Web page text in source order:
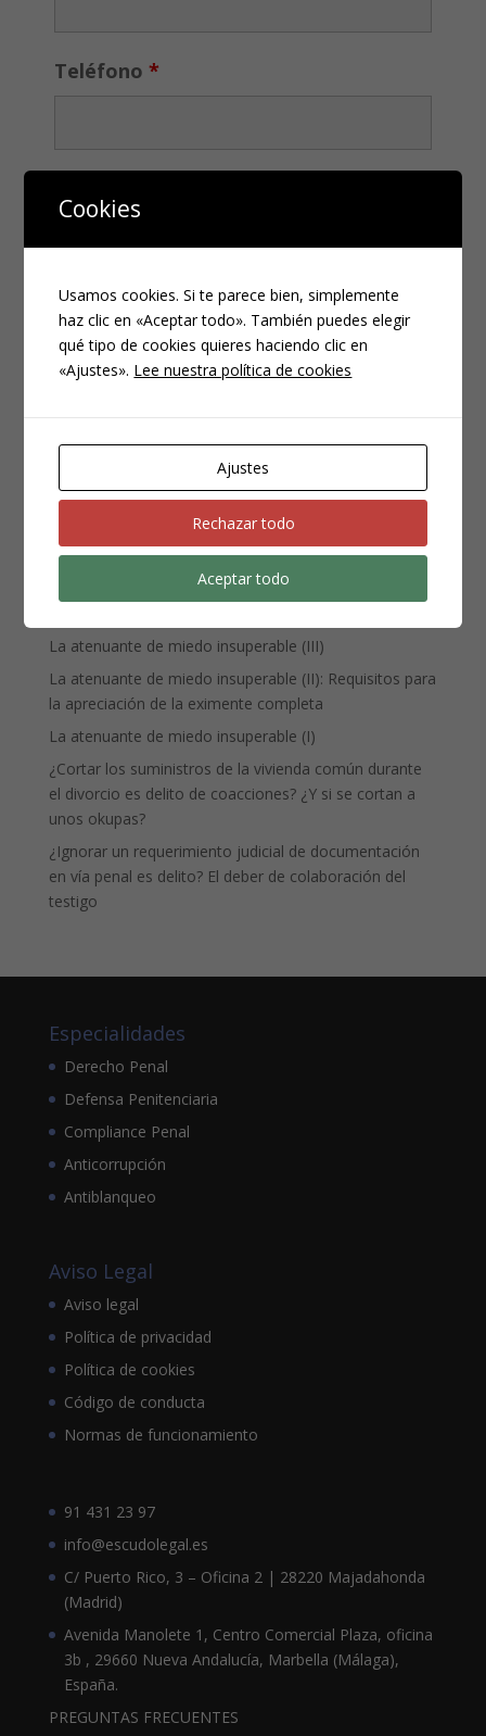
Teléfono *
CATEGORÍAS
Compliance
Penal
Uncategorized
ENTRADAS RECIENTES
Denuncia, querella y atestado policial: por qué no es lo
La atenuante de miedo insuperable (III)
La atenuante de miedo insuperable (II): Requisitos para
la apreciación de la eximente completa
La atenuante de miedo insuperable (I)
¿Cortar los suministros de la vivienda común durante
el divorcio es delito de coacciones? ¿Y si se cortan a
unos okupas?
¿Ignorar un requerimiento judicial de documentación
en vía penal es delito? El deber de colaboración del
testigo
Especialidades
Derecho Penal
Defensa Penitenciaria
Compliance Penal
Anticorrupción
Antiblanqueo
Aviso Legal
Aviso legal
Política de privacidad
Política de cookies
Código de conducta
Normas de funcionamiento
91 431 23 97
info@escudolegal.es
C/ Puerto Rico, 3 – Oficina 2 | 28220 Majadahonda
(Madrid)
Avenida Manolete 1, Centro Comercial Plaza, oficina
3b , 29660 Nueva Andalucía, Marbella (Málaga),
España.
PREGUNTAS FRECUENTES
Cookies
Usamos cookies. Si te parece bien, simplemente
haz clic en «Aceptar todo». También puedes elegir
qué tipo de cookies quieres haciendo clic en
«Ajustes». Lee nuestra política de cookies
Ajustes
Rechazar todo
Aceptar todo